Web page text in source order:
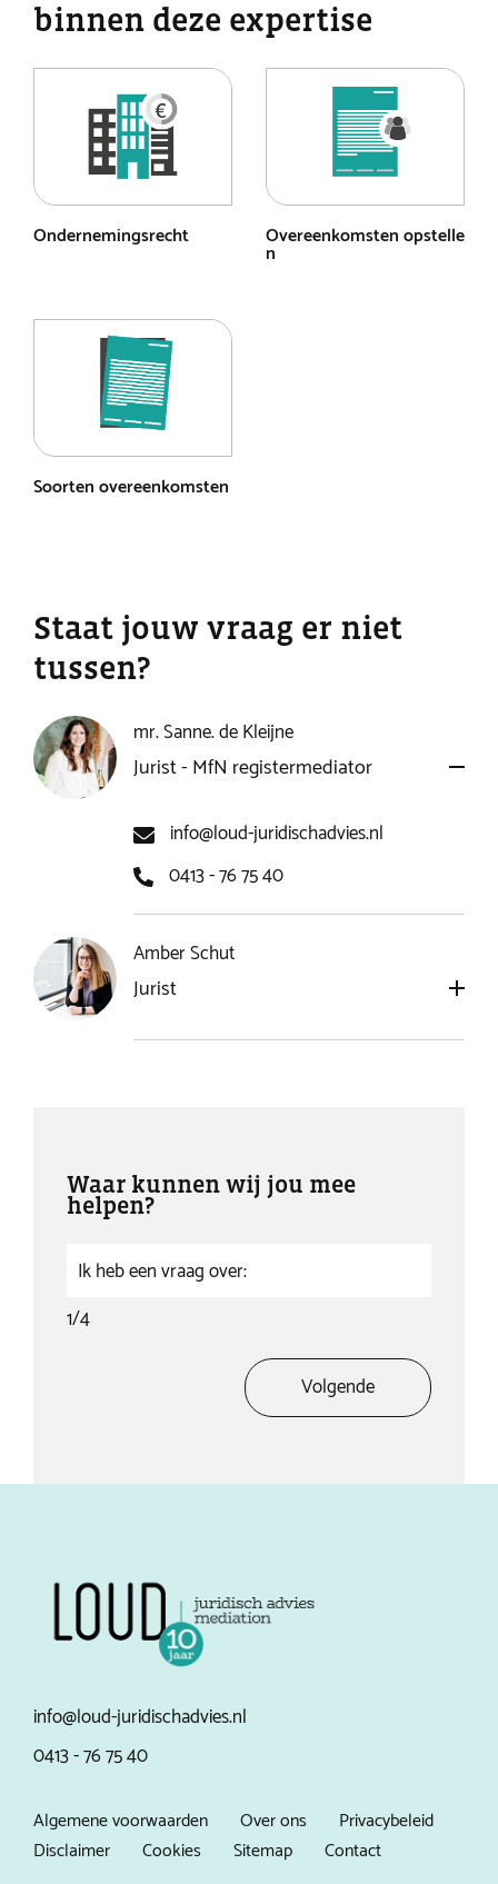
binnen deze expertise
Ondernemingsrecht Overeenkomsten opstelle
n
Soorten overeenkomsten
Staat jouw vraag er niet
tussen?
mr. Sanne. de Kleijne
Jurist - MfN registermediator
info@loud-juridischadvies.nl
0413 - 76 75 40
Amber Schut
Jurist
Waar kunnen wij jou mee
helpen?
Ik heb een vraag over:
1/4
Volgende
info@loud-juridischadvies.nl
0413 - 76 75 40
Algemene voorwaarden Over ons
Privacybeleid
Disclaimer
Cookies Sitemap Contact